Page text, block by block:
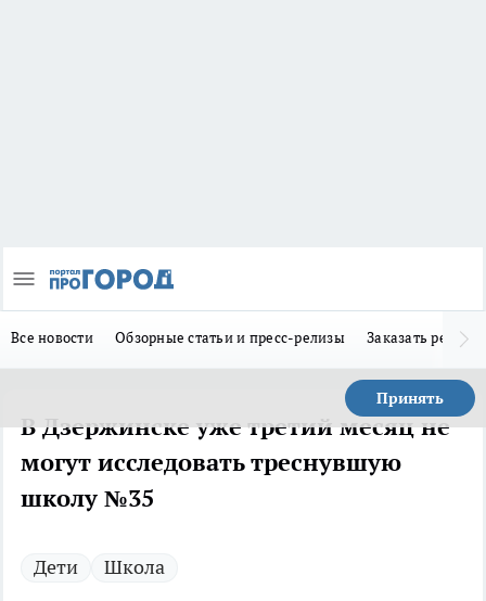
Все новости Обзорные статьи и пресс-релизы Заказать
Принять
В Дзержинске уже третий месяц не
могут исследовать треснувшую
школу №35
Дети Школа